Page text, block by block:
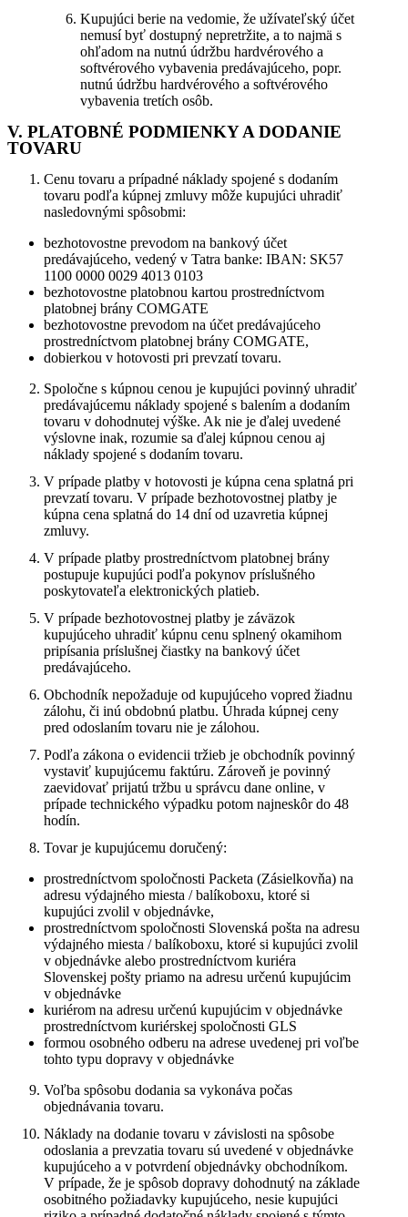
Kupujúci berie na vedomie, že užívateľský účet
nemusí byť dostupný nepretržite, a to najmä s
ohľadom na nutnú údržbu hardvérového a
softvérového vybavenia predávajúceho, popr.
nutnú údržbu hardvérového a softvérového
vybavenia tretích osôb.
V. PLATOBNÉ PODMIENKY A DODANIE
TOVARU
Cenu tovaru a prípadné náklady spojené s dodaním
tovaru podľa kúpnej zmluvy môže kupujúci uhradiť
nasledovnými spôsobmi:
bezhotovostne prevodom na bankový účet
predávajúceho, vedený v Tatra banke: IBAN: SK57
1100 0000 0029 4013 0103
bezhotovostne platobnou kartou prostredníctvom
platobnej brány COMGATE
bezhotovostne prevodom na účet predávajúceho
prostredníctvom platobnej brány COMGATE,
dobierkou v hotovosti pri prevzatí tovaru.
Spoločne s kúpnou cenou je kupujúci povinný uhradiť
predávajúcemu náklady spojené s balením a dodaním
tovaru v dohodnutej výške. Ak nie je ďalej uvedené
výslovne inak, rozumie sa ďalej kúpnou cenou aj
náklady spojené s dodaním tovaru.
V prípade platby v hotovosti je kúpna cena splatná pri
prevzatí tovaru. V prípade bezhotovostnej platby je
kúpna cena splatná do 14 dní od uzavretia kúpnej
zmluvy.
V prípade platby prostredníctvom platobnej brány
postupuje kupujúci podľa pokynov príslušného
poskytovateľa elektronických platieb.
V prípade bezhotovostnej platby je záväzok
kupujúceho uhradiť kúpnu cenu splnený okamihom
pripísania príslušnej čiastky na bankový účet
predávajúceho.
Obchodník nepožaduje od kupujúceho vopred žiadnu
zálohu, či inú obdobnú platbu. Úhrada kúpnej ceny
pred odoslaním tovaru nie je zálohou.
Podľa zákona o evidencii tržieb je obchodník povinný
vystaviť kupujúcemu faktúru. Zároveň je povinný
zaevidovať prijatú tržbu u správcu dane online, v
prípade technického výpadku potom najneskôr do 48
hodín.
Tovar je kupujúcemu doručený:
prostredníctvom spoločnosti Packeta (Zásielkovňa) na
adresu výdajného miesta / balíkoboxu, ktoré si
kupujúci zvolil v objednávke,
prostredníctvom spoločnosti Slovenská pošta na adresu
výdajného miesta / balíkoboxu, ktoré si kupujúci zvolil
v objednávke alebo prostredníctvom kuriéra
Slovenskej pošty priamo na adresu určenú kupujúcim
v objednávke
kuriérom na adresu určenú kupujúcim v objednávke
prostredníctvom kuriérskej spoločnosti GLS
formou osobného odberu na adrese uvedenej pri voľbe
tohto typu dopravy v objednávke
Voľba spôsobu dodania sa vykonáva počas
objednávania tovaru.
Náklady na dodanie tovaru v závislosti na spôsobe
odoslania a prevzatia tovaru sú uvedené v objednávke
kupujúceho a v potvrdení objednávky obchodníkom.
V prípade, že je spôsob dopravy dohodnutý na základe
osobitného požiadavky kupujúceho, nesie kupujúci